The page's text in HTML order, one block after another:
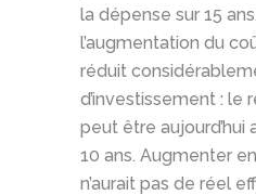
la dépense sur 15
l’augmentation du
réduit
d’investissement : le
peut être aujourd’hui
10 ans. Augmenter
n’aurait pas de réel